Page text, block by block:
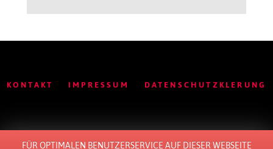
KONTAKT IMPRESSUM DATENSCHUTZKLERUNG
FÜR OPTIMALEN BENUTZERSERVICE AUF DIESER WEBSEITE